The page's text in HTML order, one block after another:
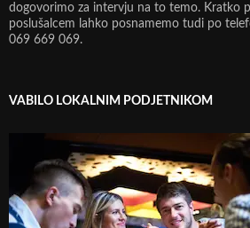
dogovorimo za intervju na to temo. Kratko
poslušalcem lahko posnamemo tudi po
069 669 069.
VABILO LOKALNIM PODJETNIKOM